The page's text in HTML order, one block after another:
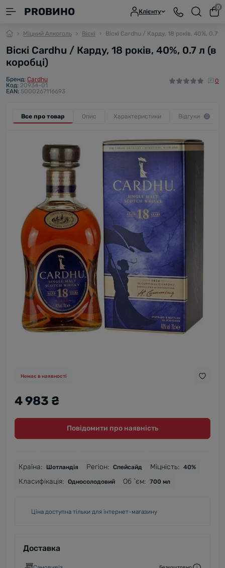
PROВИНО Клієнту
0
Міцний Алкоголь Віскі Віскі Cardhu / Карду, 18 років, 40%, 0.7 л
Віскі Cardhu / Карду, 18 років, 40%, 0.7 л (в
коробці)
Бренд: Cardhu
Код: 20934-01
EAN: 5000267116693
0
Все про товар Опис Характеристики Відгуки 0
Немає в наявності
4 983 ₴
Повідомити про наявність
Країна: Шотландія Регіон: Спейсайд Міцність: 40%
Класифікація: Односолодовий Об `єм: 700 мл
Ціна доступна тільки для інтернет-магазину
Доставка